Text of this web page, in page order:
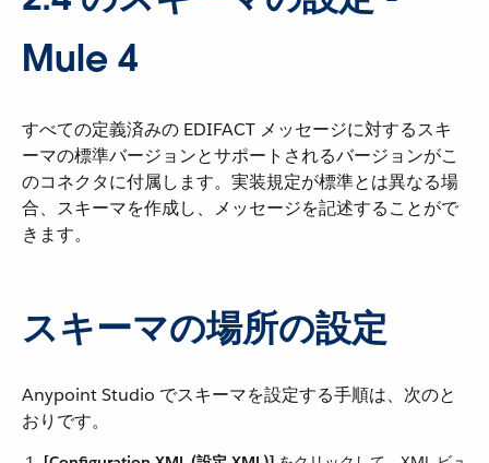
Mule 4
すべての定義済みの EDIFACT メッセージに対するスキ
ーマの標準バージョンとサポートされるバージョンがこ
のコネクタに付属します。実装規定が標準とは異なる場
合、スキーマを作成し、メッセージを記述することがで
きます。
スキーマの場所の設定
Anypoint Studio でスキーマを設定する手順は、次のと
おりです。